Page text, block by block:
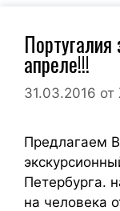
Португалия
апреле!!!
31.03.2016 от
Предлагаем
Петербурга.
на человека